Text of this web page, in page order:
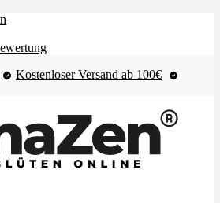
Kostenloser Versand ab 100€